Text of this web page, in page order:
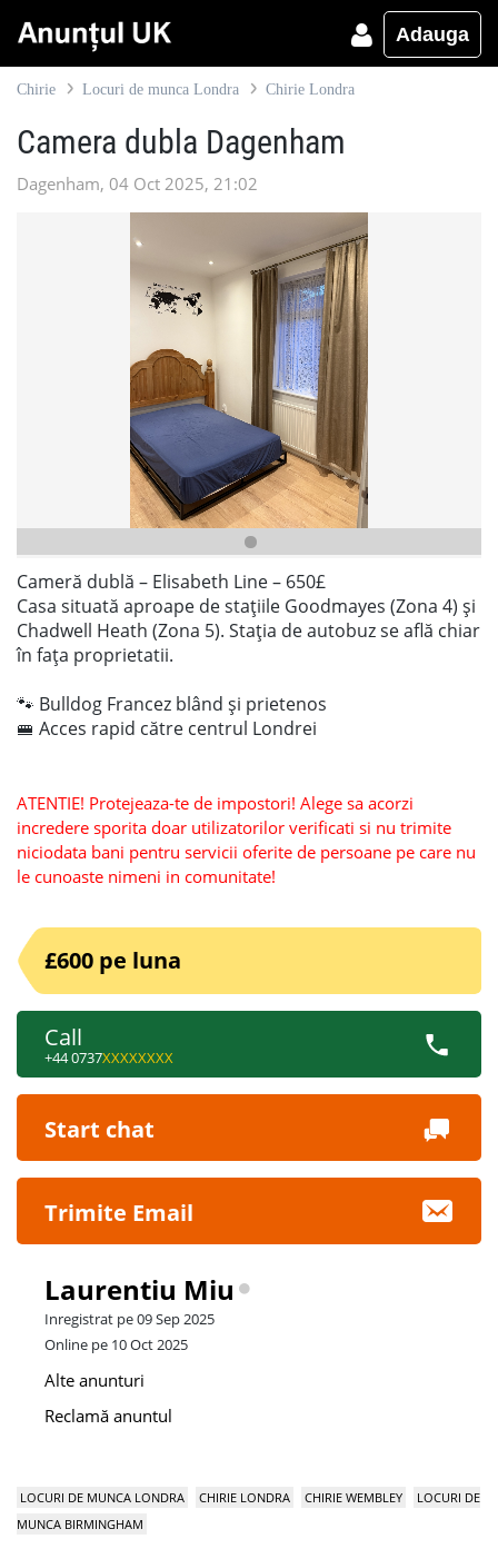
Adauga
Chirie Locuri de munca Londra Chirie Londra
Camera dubla Dagenham
Dagenham, 04 Oct 2025, 21:02
Cameră dublă – Elisabeth Line – 650£
Casa situată aproape de stațiile Goodmayes (Zona 4) și
Chadwell Heath (Zona 5). Stația de autobuz se află chiar
în fața proprietatii.
🐾 Bulldog Francez blând și prietenos
🚝 Acces rapid către centrul Londrei
ATENTIE! Protejeaza-te de impostori! Alege sa acorzi
incredere sporita doar utilizatorilor verificati si nu trimite
niciodata bani pentru servicii oferite de persoane pe care nu
le cunoaste nimeni in comunitate!
£600 pe luna
Call
+44 0737XXXXXXXX
Start chat
Trimite Email
Laurentiu Miu
Inregistrat pe 09 Sep 2025
Online pe 10 Oct 2025
Alte anunturi
Reclamă anuntul
LOCURI DE MUNCA LONDRA CHIRIE LONDRA CHIRIE WEMBLEY
LOCURI DE
MUNCA BIRMINGHAM